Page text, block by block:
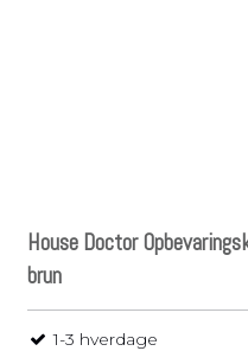
House Doctor
brun
1-3 hverdage